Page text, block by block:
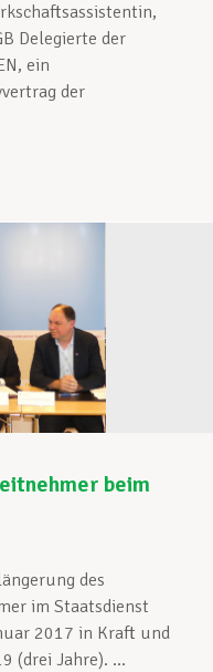
Delegierte der
ein
der
beim
des
im Staatsdienst
2017 in Kraft und
(drei Jahre). ...